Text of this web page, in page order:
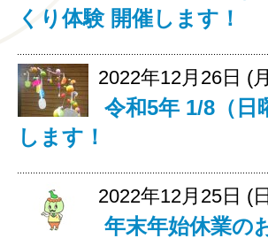
くり体験 開催します！
2022年12月26日 (
令和5年 1/8（日
します！
2022年12月25日 (
年末年始休業の